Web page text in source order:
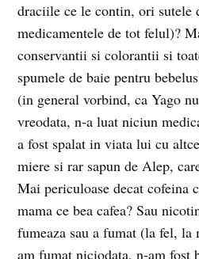
draciile ce le contin, ori sutele
medicamentele de tot felul)?
conservantii si colorantii si
spumele de baie pentru
(in general vorbind, ca Yago
vreodata, n-a luat niciun
a fost spalat in viata lui cu
miere si rar sapun de Alep,
Mai periculoase decat cofeina
mama ce bea cafea? Sau
fumeaza sau a fumat (la fel, la
am fumat niciodata, n-am fost